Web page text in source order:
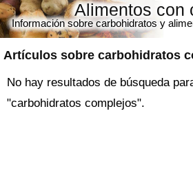
Artículos sobre carbohidratos
Alimentos con
Información sobre carbohidratos y
No hay resultados de búsqueda
"carbohidratos complejos".